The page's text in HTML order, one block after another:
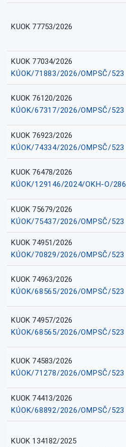
KUOK 77753/2026
KUOK 77034/2026
KÚOK/71883/2026/OMPSČ/523
KUOK 76120/2026
KÚOK/67317/2026/OMPSČ/523
KUOK 76923/2026
KÚOK/74334/2026/OMPSČ/523
KUOK 76478/2026
KÚOK/129146/2024/OKH-O/286
KUOK 75679/2026
KÚOK/75437/2026/OMPSČ/523
KUOK 74951/2026
KÚOK/70829/2026/OMPSČ/523
KUOK 74963/2026
KÚOK/68565/2026/OMPSČ/523
KUOK 74957/2026
KÚOK/68565/2026/OMPSČ/523
KUOK 74583/2026
KÚOK/71278/2026/OMPSČ/523
KUOK 74413/2026
KÚOK/68892/2026/OMPSČ/523
KUOK 134182/2025